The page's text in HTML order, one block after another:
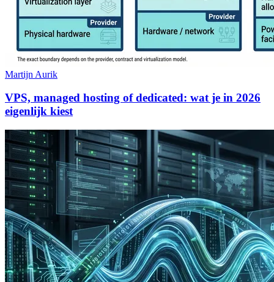
Martijn Aurik
VPS, managed hosting of dedicated: wat je in 2026
eigenlijk kiest